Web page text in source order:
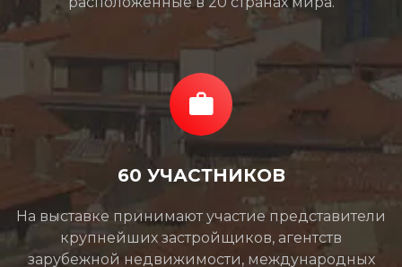
60 УЧАСТНИКОВ
На выставке принимают участие представители
крупнейших застройщиков, агентств
зарубежной недвижимости, международных